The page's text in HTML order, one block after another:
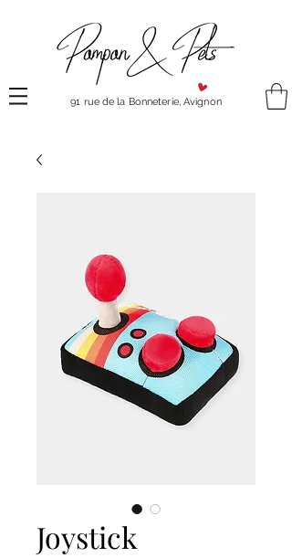
91 rue de la Bonneterie, Avignon
Joystick